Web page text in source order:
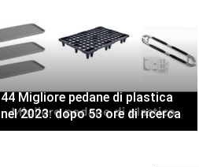
44 Migliore pedane di plastica
nel 2023: dopo 53 ore di ricerca